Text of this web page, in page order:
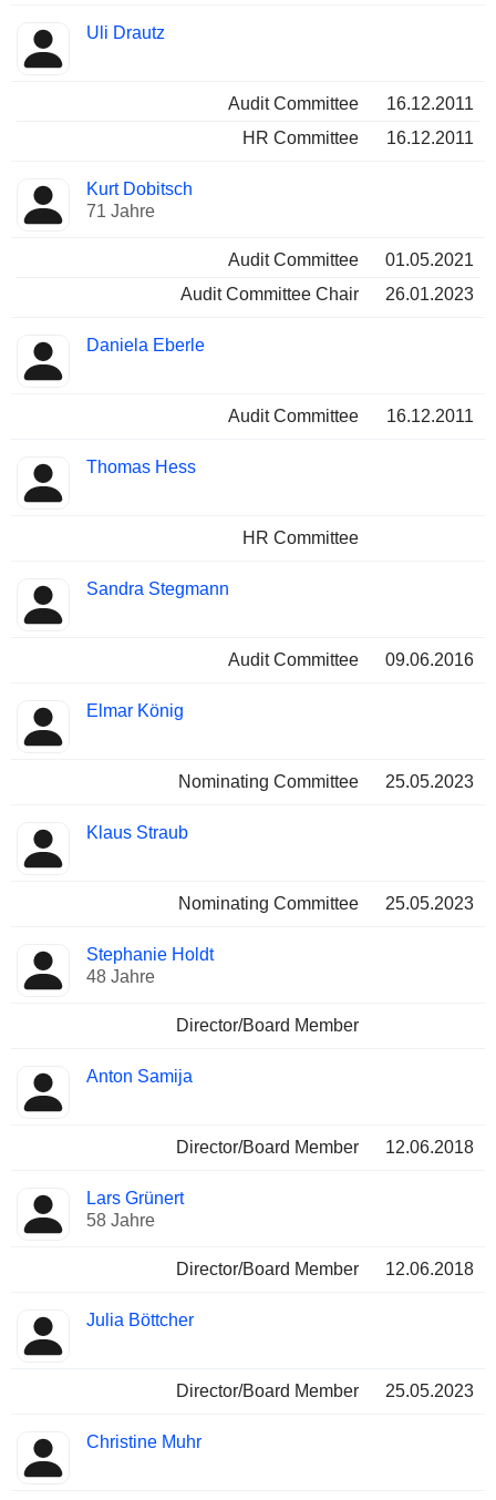
Uli Drautz
Audit Committee
16.12.2011
HR Committee
16.12.2011
Kurt Dobitsch
71 Jahre
Audit Committee
01.05.2021
Audit Committee Chair
26.01.2023
Daniela Eberle
Audit Committee 16.12.2011
Thomas Hess
HR Committee
Sandra Stegmann
Audit Committee 09.06.2016
Elmar König
Nominating Committee 25.05.2023
Klaus Straub
Nominating Committee 25.05.2023
Stephanie Holdt
48 Jahre
Director/Board Member
Anton Samija
Director/Board Member 12.06.2018
Lars Grünert
58 Jahre
Director/Board Member 12.06.2018
Julia Böttcher
Director/Board Member 25.05.2023
Christine Muhr